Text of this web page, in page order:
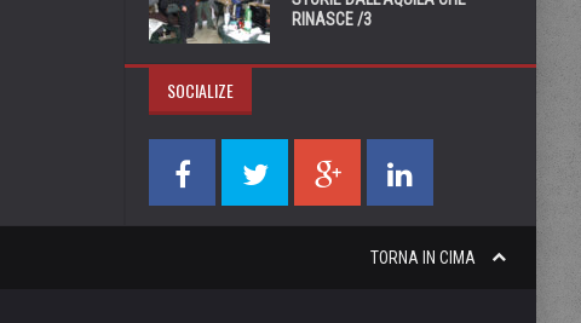
RINASCE /3
SOCIALIZE
TORNA IN CIMA